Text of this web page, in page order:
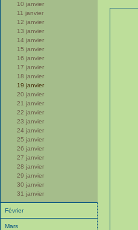
10 janvier
11 janvier
12 janvier
13 janvier
14 janvier
15 janvier
16 janvier
17 janvier
18 janvier
19 janvier
20 janvier
21 janvier
22 janvier
23 janvier
24 janvier
25 janvier
26 janvier
27 janvier
28 janvier
29 janvier
30 janvier
31 janvier
Février
Mars